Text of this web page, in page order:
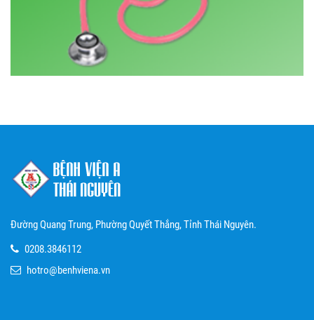
Đường Quang Trung, Phường Quyết Thắng, Tỉnh Thái Nguyên.
0208.3846112
hotro@benhviena.vn